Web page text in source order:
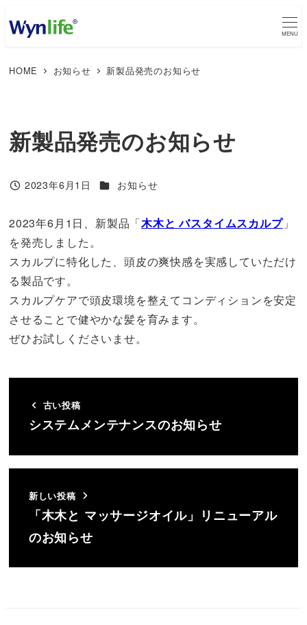
イ
コ
ン
ツ
移
MENU
HOME お知らせ 新製品発売のお知らせ
新製品発売のお知らせ
投稿日
2023年6月1日 カテゴリー
お知らせ
2023年6月1日、新製品「木木と バスタイムスカルプ」
を発売しました。
スカルプに特化した、頭皮の爽快感を実感していただけ
る製品です。
スカルプケアで頭皮環境を整えてコンディションを安定
させることで健やかな髪を育みます。
ぜひお試しくださいませ。
古い投稿
システムメンテナンスのお知らせ
新しい投稿
「木木と マッサージオイル」リニューアル
のお知らせ